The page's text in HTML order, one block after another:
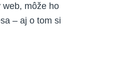
web, môže ho
– aj o tom si